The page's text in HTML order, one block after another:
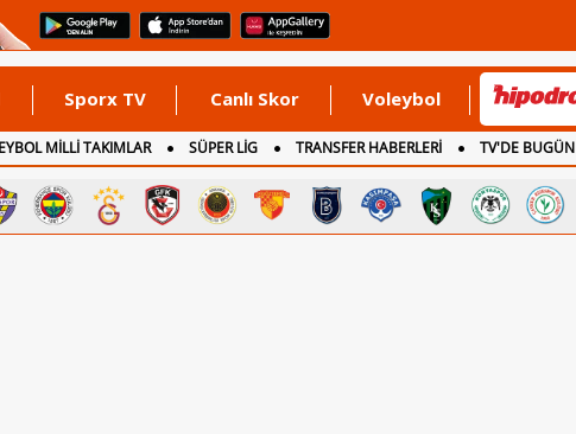
Sporx TV Canlı Skor Voleybol
MİLLİ TAKIMLAR SÜPER LİG TRANSFER HABERLERİ TV'DE BUGÜN